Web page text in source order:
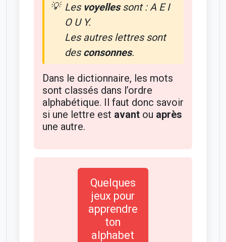
Les voyellessont : A E I
O U Y.
Les autres lettres sont
desconsonnes.
Dans le dictionnaire, les mots
sont classés dans l’ordre
alphabétique. Il faut donc savoir
si une lettre est avantou après
une autre.
Quelques
jeux pour
apprendre
ton
alphabet